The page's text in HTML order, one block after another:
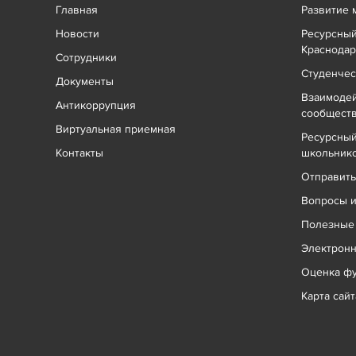
Главная
Новости
Сотрудники
Документы
Антикоррупция
Виртуальная приемная
Контакты
Развитие
Вопросы
Полезные
Оценка
Карта